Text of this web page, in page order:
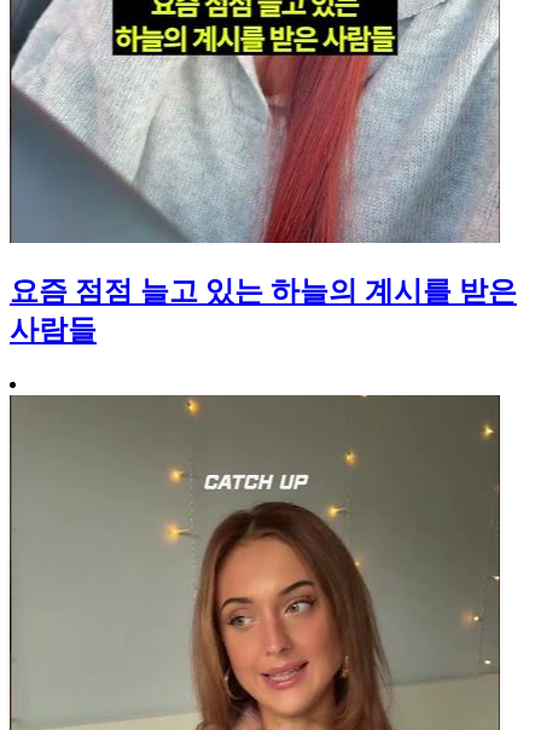
요즘 점점 늘고 있는 하늘의 계시를 받은
사람들